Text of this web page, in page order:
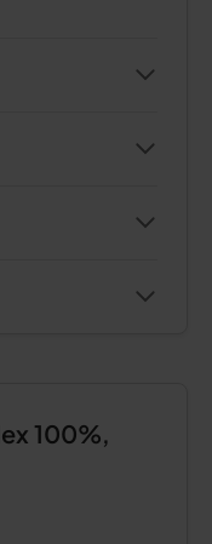
100%,